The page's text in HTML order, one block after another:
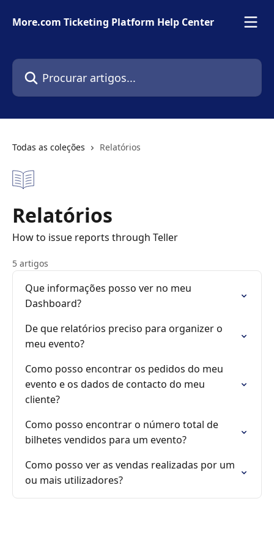
More.com Ticketing Platform Help Center
Procurar artigos...
Todas as coleções Relatórios
Relatórios
How to issue reports through Teller
5 artigos
Que informações posso ver no meu
Dashboard?
De que relatórios preciso para organizer o
meu evento?
Como posso encontrar os pedidos do meu
evento e os dados de contacto do meu
cliente?
Como posso encontrar o número total de
bilhetes vendidos para um evento?
Como posso ver as vendas realizadas por um
ou mais utilizadores?